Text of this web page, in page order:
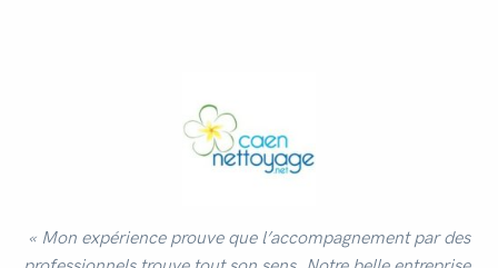
« Mon expérience prouve que l’accompagnement par des